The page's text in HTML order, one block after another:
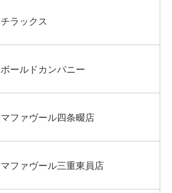
チラックス
ボールドカンパニー
マファヴール四条畷店
マファヴール三重東員店